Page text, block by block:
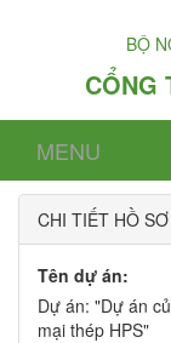
BỘ
CỔNG
MENU
CHI TIẾT HỒ SƠ
Tên dự án:
Dự án: "Dự án
mại thép HPS"